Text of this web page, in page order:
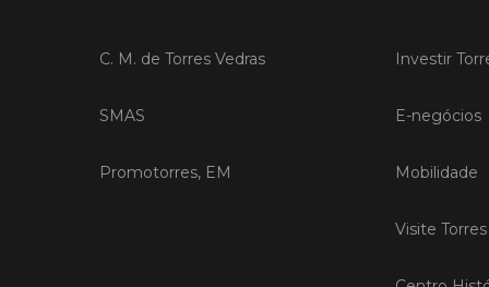
C. M. de Torres Vedras
SMAS
Promotorres, EM
Investir
E-negócios
Mobilidade
Visite